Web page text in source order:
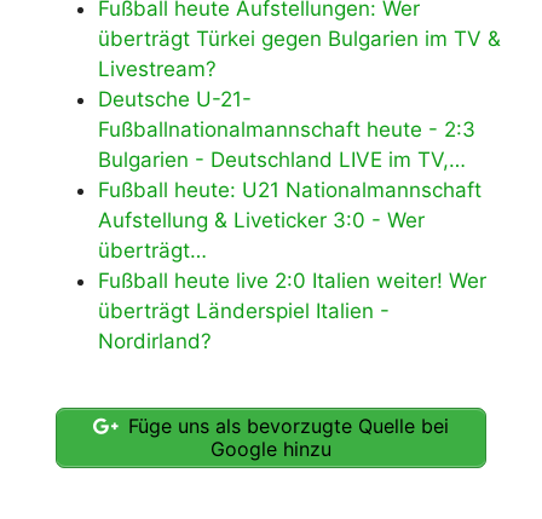
Fußball heute Aufstellungen: Wer
überträgt Türkei gegen Bulgarien im TV &
Livestream?
Deutsche U-21-
Fußballnationalmannschaft heute - 2:3
Bulgarien - Deutschland LIVE im TV,…
Fußball heute: U21 Nationalmannschaft
Aufstellung & Liveticker 3:0 - Wer
überträgt…
Fußball heute live 2:0 Italien weiter! Wer
überträgt Länderspiel Italien -
Nordirland?
Füge uns als bevorzugte Quelle bei
Google hinzu